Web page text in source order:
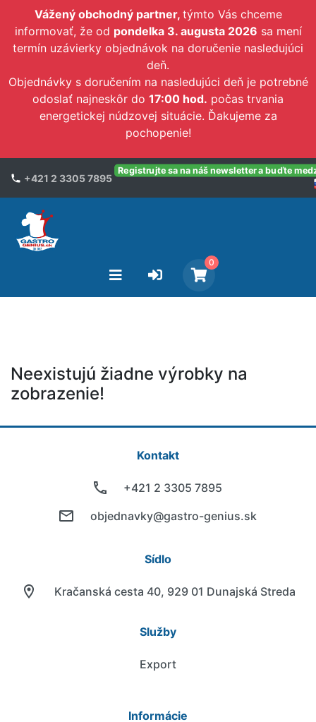
Vážený obchodný partner, týmto Vás chceme
informovať, že od pondelka 3. augusta 2026 sa mení
termín uzávierky objednávok na doručenie nasledujúci
deň.
Objednávky s doručením na nasledujúci deň je potrebné
odoslať najneskôr do 17:00 hod. počas trvania
energetickej núdzovej situácie. Ďakujeme za
pochopenie!
+421 2 3305 7895
Registrujte sa na náš newsletter a buďte
0
Neexistujú žiadne výrobky na
zobrazenie!
Kontakt
+421 2 3305 7895
objednavky@gastro-genius.sk
Sídlo
Kračanská cesta 40, 929 01 Dunajská Streda
Služby
Export
Informácie